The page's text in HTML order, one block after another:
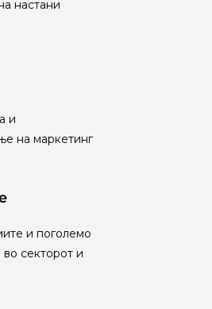
настани
и
на маркетинг
и поголемо
секторот и